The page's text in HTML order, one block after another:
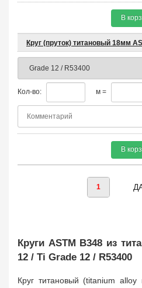
В
Круг (пруток) титановый 18мм
Кол-во: м =
В
1
Круги ASTM B348 из
12 / Ti Grade 12 / R53400
Круг титановый (titanium